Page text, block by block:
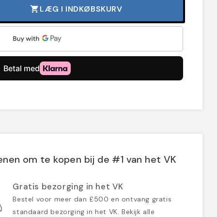
shopping_cart LÆG I INDKØBSKURV
om te kopen bij de #1 van het VK
Gratis bezorging in het VK
Bestel voor meer dan £500 en ontvang gratis
standaard bezorging in het VK. Bekijk alle